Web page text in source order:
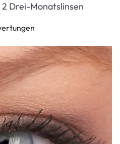
2 Drei-Monatslinsen